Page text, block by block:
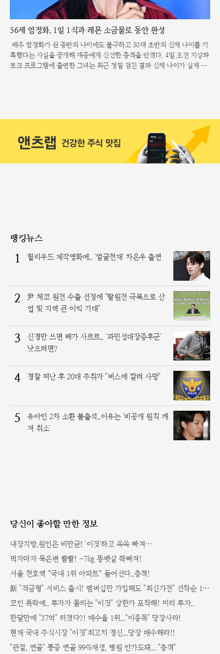
56세 엄정화, 1일 1식과 레몬 소금물로 동안 완성
배우 엄정화가 쉰 중반의 나이에도 불구하고 30대 초반의 신체 나이를 기
록했다는 사실을 공개해 대중에게 신선한 충격을 안겼다. 4일 오전 지상파
토크 프로그램에 출연한 그녀는 최근 정밀 검진 결과 신체 나이가 실제 연
랭킹뉴스
1 헐리우드 제작영화에.. '얼굴천재' 차은우 출연
2
尹 체코 원전 수출 선정에 "탈원전 극복으로 산
업 및 지역 큰 이익 기대"
3
신경만 쓰면 배가 사르르.. '과민성대장증후군'
낫으려면?
4 경찰 떠난 후 20대 주취자 "버스에 깔려 사망"
5
유아인 2차 소환 불출석..이유는 '비공개 원칙 깨
져 취소'
당신이 좋아할 만한 정보
내장지방,원인은 비만균! '이것'하고 쏙쏙 빠져…
먹자마자 묵은변 콸콸! -7kg 똥뱃살 쫙빠져!
서울 천호역 “국내 1위 아파트” 들어선다..충격!
新 "적금형" 서비스 출시! 멤버십만 가입해도 "최신가전" 선착순 100% 무료 경품지원!!
코인 폭락에.. 투자자 몰리는 "이것" 상한가 포착해! 미리 투자..
한달만에 "37억" 터졌다?! 매수율 1위..."이종목" 당장사라!
현재 국내 주식시장 "이것"최고치 경신...당장 매수해라!!
"관절, 연골" 통증 연골 99%재생, 병원 안가도돼... "충격"